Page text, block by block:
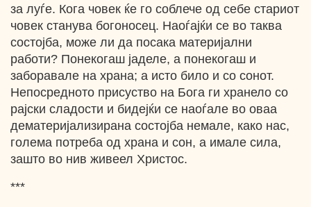
за луѓе. Кога човек ќе го соблече од себе стариот
човек станува богоносец. Наоѓајќи се во таква
состојба, може ли да посака материјални
работи? Понекогаш јаделе, а понекогаш и
заборавале на храна; а исто било и со сонот.
Непосредното присуство на Бога ги хранело со
рајски сладости и бидејќи се наоѓале во оваа
дематеријализирана состојба немале, како нас,
голема потреба од храна и сон, а имале сила,
зашто во нив живеел Христос.
***